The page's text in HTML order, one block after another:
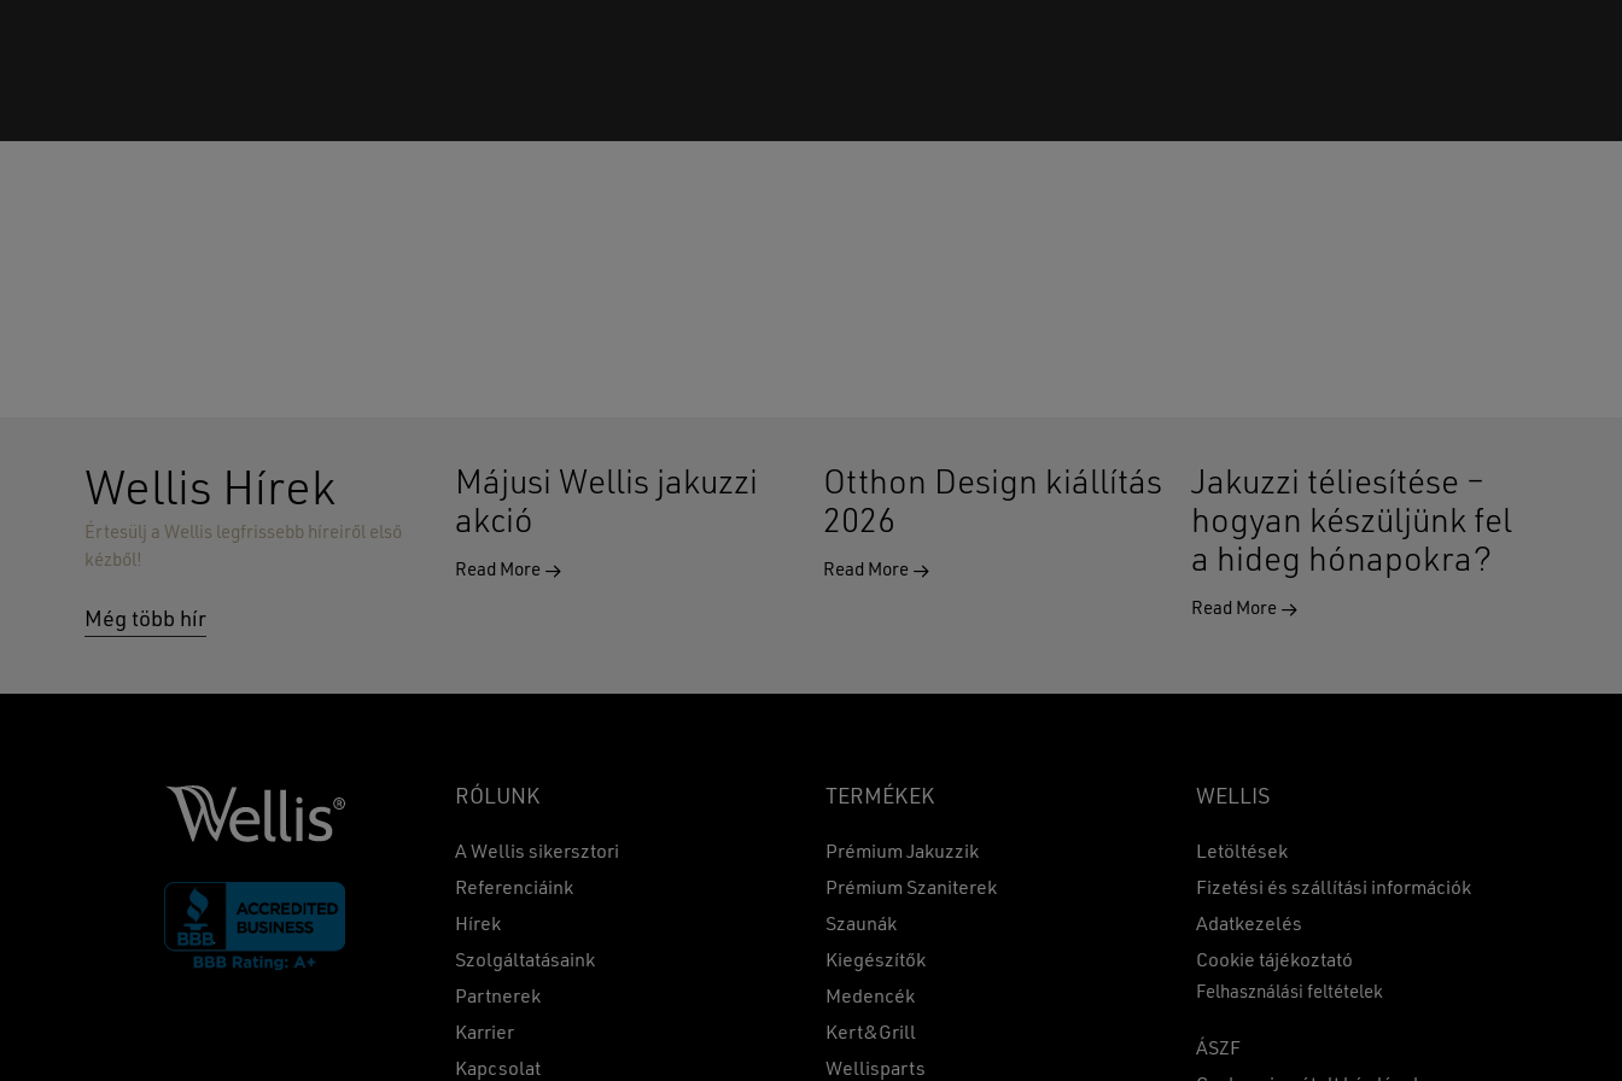
Wellis Hírek
Értesülj a Wellis legfrissebb híreiről első
kézből!
Még több hír
Májusi Wellis jakuzzi
akció
Read More
Otthon Design kiállítás
2026
Read More
Jakuzzi téliesítése –
hogyan készüljünk fel
a hideg hónapokra?
Read More
RÓLUNK
A Wellis sikersztori
Referenciáink
Hírek
Szolgáltatásaink
Partnerek
Karrier
Kapcsolat
TERMÉKEK
Prémium Jakuzzik
Prémium Szaniterek
Szaunák
Kiegészítők
Medencék
Kert&Grill
Wellisparts
WELLIS
Letöltések
Fizetési és szállítási információk
Adatkezelés
Cookie tájékoztató
Felhasználási feltételek
ÁSZF